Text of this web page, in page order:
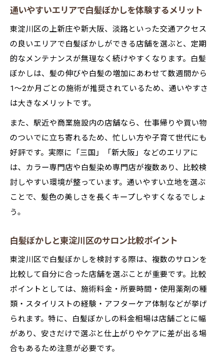
通いやすいエリアで白髪ぼかしを体験するメリット
東淀川区の上新庄や新大阪、淡路といった交通アクセス
の良いエリアで白髪ぼかしができる店舗を選ぶと、定期
的なメンテナンスが無理なく続けやすくなります。白髪
ぼかしは、髪の伸びや白髪の増加にあわせて数週間から
1〜2か月ごとの施術が推奨されているため、通いやすさ
は大きなメリットです。
また、駅近や商業施設内の店舗なら、仕事帰りや買い物
のついでに立ち寄れるため、忙しい方や子育て世代にも
好評です。実際に「三国」「新大阪」などのエリアに
は、カラー専門店や白髪染め専門店が複数あり、比較検
討しやすい環境が整っています。通いやすい立地を選ぶ
ことで、髪色の美しさを長くキープしやすくなるでしょ
う。
白髪ぼかしと東淀川区のサロン比較ポイント
東淀川区で白髪ぼかしを検討する際は、複数のサロンを
比較して自分に合った店舗を選ぶことが重要です。比較
ポイントとしては、施術料金・所要時間・使用薬剤の種
類・スタイリストの経験・アフターケア体制などが挙げ
られます。特に、白髪ぼかしの料金相場は店舗ごとに幅
があり、安さだけで選ぶと仕上がりやケアに差が出る場
合もあるため注意が必要です。